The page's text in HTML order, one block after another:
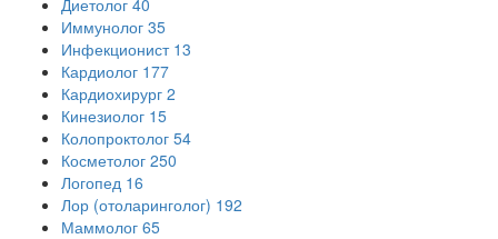
Иммунолог 35
Инфекционист 13
Кардиолог 177
Кардиохирург 2
Кинезиолог 15
Колопроктолог 54
Косметолог 250
Логопед 16
Лор (отоларинголог) 192
Маммолог 65